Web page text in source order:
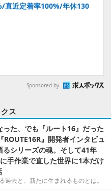
直近定着率100%/年休130
Sponsored by
ス
た、でも『ルート16』だった
』開発者インタビュ
るシリーズの魂。そして41年
手作業で直した世界に1本だけ
過去と、新たに生まれるものとは。